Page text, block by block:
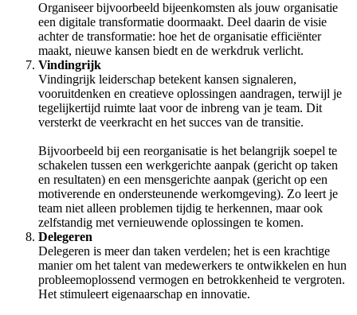
Organiseer bijvoorbeeld bijeenkomsten als jouw organisatie
een digitale transformatie doormaakt. Deel daarin de visie
achter de transformatie: hoe het de organisatie efficiënter
maakt, nieuwe kansen biedt en de werkdruk verlicht.
Vindingrijk
Vindingrijk leiderschap betekent kansen signaleren,
vooruitdenken en creatieve oplossingen aandragen, terwijl je
tegelijkertijd ruimte laat voor de inbreng van je team. Dit
versterkt de veerkracht en het succes van de transitie.
Bijvoorbeeld bij een reorganisatie is het belangrijk soepel te
schakelen tussen een werkgerichte aanpak (gericht op taken
en resultaten) en een mensgerichte aanpak (gericht op een
motiverende en ondersteunende werkomgeving). Zo leert je
team niet alleen problemen tijdig te herkennen, maar ook
zelfstandig met vernieuwende oplossingen te komen.
Delegeren
Delegeren is meer dan taken verdelen; het is een krachtige
manier om het talent van medewerkers te ontwikkelen en hun
probleemoplossend vermogen en betrokkenheid te vergroten.
Het stimuleert eigenaarschap en innovatie.